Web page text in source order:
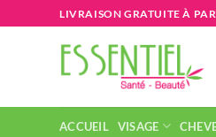
au
LIVRAISON GRATUITE À
ACCUEIL VISAGE